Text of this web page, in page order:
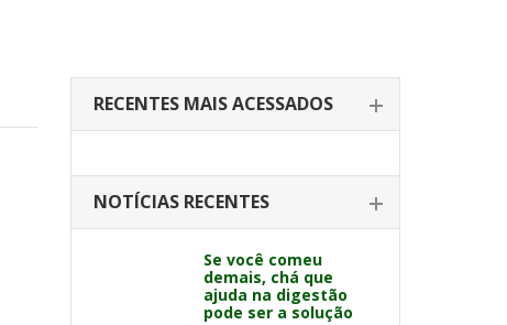
RECENTES MAIS ACESSADOS
NOTÍCIAS RECENTES
Se você comeu
demais, chá que
ajuda na digestão
pode ser a solução